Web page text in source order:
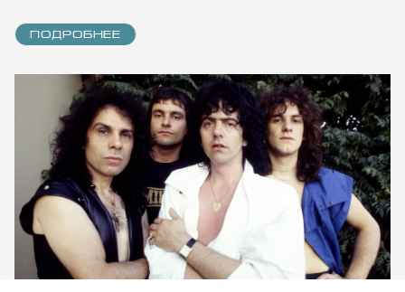
ПОДРОБНЕЕ